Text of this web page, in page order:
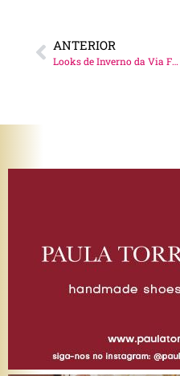
ANTERIOR
Looks de Inverno da Via Flores